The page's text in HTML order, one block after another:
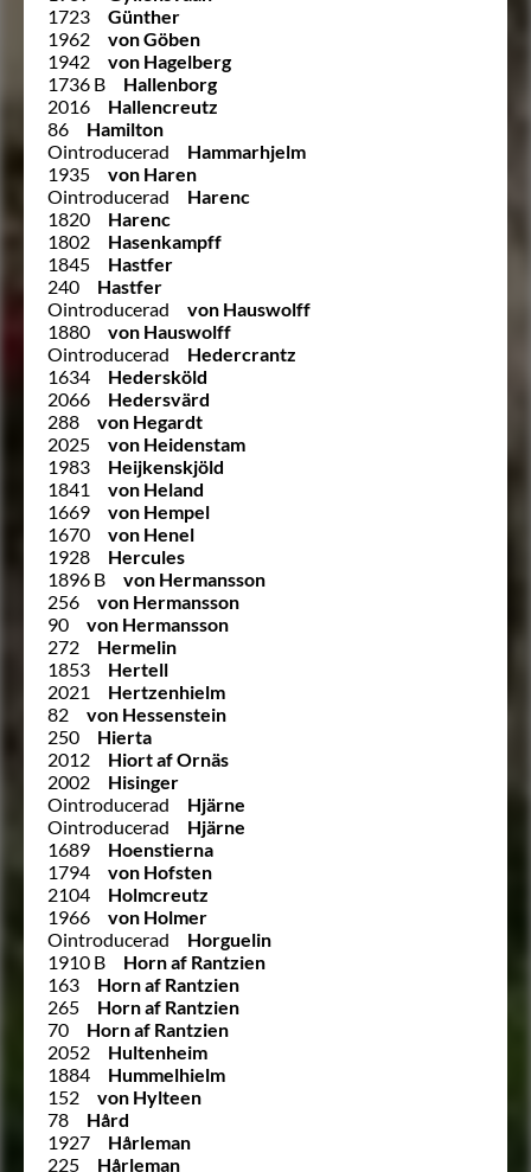
1723
Günther
1962
von Göben
1942
von Hagelberg
1736 B
Hallenborg
2016
Hallencreutz
86
Hamilton
Ointroducerad
Hammarhjelm
1935
von Haren
Ointroducerad
Harenc
1820
Harenc
1802
Hasenkampff
1845
Hastfer
240
Hastfer
Ointroducerad
von Hauswolff
1880
von Hauswolff
Ointroducerad
Hedercrantz
1634
Hedersköld
2066
Hedersvärd
288
von Hegardt
2025
von Heidenstam
1983
Heijkenskjöld
1841
von Heland
1669
von Hempel
1670
von Henel
1928
Hercules
1896 B
von Hermansson
256
von Hermansson
90
von Hermansson
272
Hermelin
1853
Hertell
2021
Hertzenhielm
82
von Hessenstein
250
Hierta
2012
Hiort af Ornäs
2002
Hisinger
Ointroducerad
Hjärne
Ointroducerad
Hjärne
1689
Hoenstierna
1794
von Hofsten
2104
Holmcreutz
1966
von Holmer
Ointroducerad
Horguelin
1910 B
Horn af Rantzien
163
Horn af Rantzien
265
Horn af Rantzien
70
Horn af Rantzien
2052
Hultenheim
1884
Hummelhielm
152
von Hylteen
78
Hård
1927
Hårleman
225
Hårleman